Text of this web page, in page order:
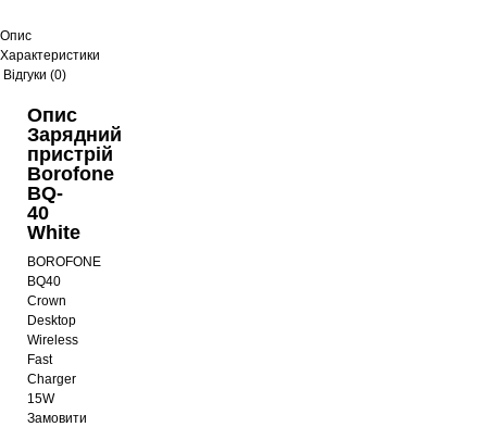
Опис
Характеристики
Відгуки (0)
Опис
Зарядний
пристрій
Borofone
BQ-
40
White
BOROFONE
BQ40
Crown
Desktop
Wireless
Fast
Charger
15W
Замовити